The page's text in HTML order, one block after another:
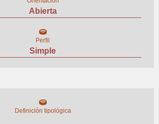
Abierta
Perfil
Simple
Definición tipológica